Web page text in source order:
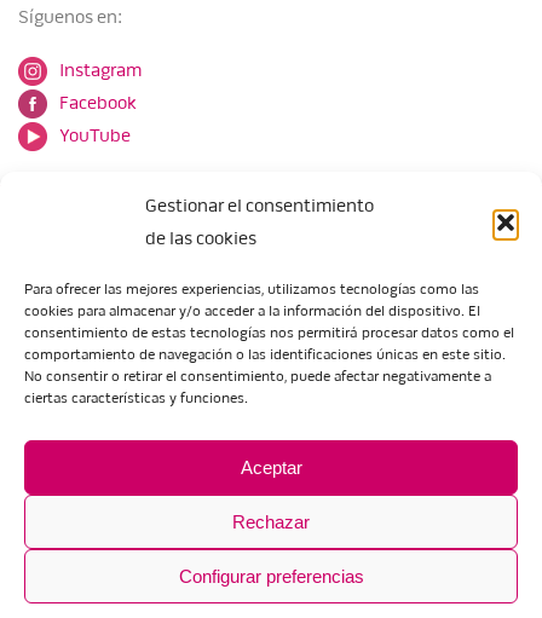
Gestionar el consentimiento
de las cookies
Para ofrecer las mejores experiencias, utilizamos tecnologías como las
cookies para almacenar y/o acceder a la información del dispositivo. El
consentimiento de estas tecnologías nos permitirá procesar datos como el
comportamiento de navegación o las identificaciones únicas en este sitio.
No consentir o retirar el consentimiento, puede afectar negativamente a
ciertas características y funciones.
Aceptar
Rechazar
Configurar preferencias
Síguenos en:
Instagram
Facebook
YouTube
Escuela de Arte de Zaragoza
María Zambrano, 5
50018 Zaragoza
eartezaragoza@educa.aragon.es